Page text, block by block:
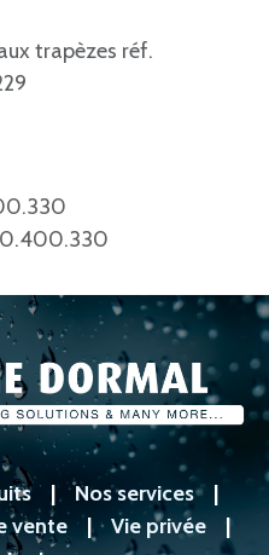
trapèzes réf.
|Nos services|
vente | Vie privée |